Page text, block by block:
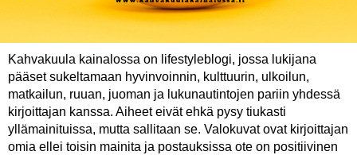
Kahvakuula kainalossa on lifestyleblogi, jossa lukijana
pääset sukeltamaan hyvinvoinnin, kulttuurin, ulkoilun,
matkailun, ruuan, juoman ja lukunautintojen pariin yhdessä
kirjoittajan kanssa. Aiheet eivät ehkä pysy tiukasti
yllämainituissa, mutta sallitaan se. Valokuvat ovat kirjoittajan
omia ellei toisin mainita ja postauksissa ote on positiivinen